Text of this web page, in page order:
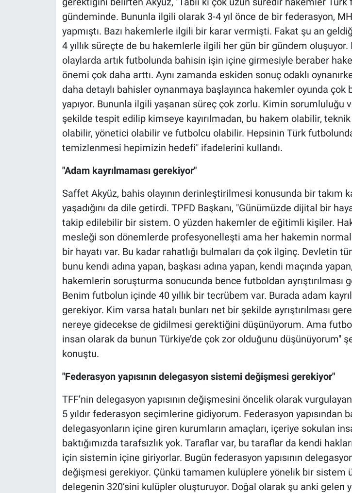
gündeminde. Bununla ilgili olarak 3-4 yıl önce de bir federasyon,
yapmıştı. Bazı hakemlerle ilgili bir karar vermişti. Fakat şu an
4 yıllık süreçte de bu hakemlerle ilgili her gün bir gündem oluşuyor.
olaylarda artık futbolunda bahisin işin içine girmesiyle beraber
önemi çok daha arttı. Aynı zamanda eskiden sonuç odaklı
daha detaylı bahisler oynanmaya başlayınca hakemler oyunda çok
yapıyor. Bununla ilgili yaşanan süreç çok zorlu. Kimin sorumluluğu
şekilde tespit edilip kimseye kayırılmadan, bu hakem olabilir,
olabilir, yönetici olabilir ve futbolcu olabilir. Hepsinin Türk
temizlenmesi hepimizin hedefi" ifadelerini kullandı.
"Adam kayrılmaması gerekiyor"
Saffet Akyüz, bahis olayının derinleştirilmesi konusunda bir takım
yaşadığını da dile getirdi. TPFD Başkanı, "Günümüzde dijital bir
takip edilebilir bir sistem. O yüzden hakemler de eğitimli kişiler.
mesleği son dönemlerde profesyonelleşti ama her hakemin
bir hayatı var. Bu kadar rahatlığı bulmaları da çok ilginç. Devletin
bunu kendi adına yapan, başkası adına yapan, kendi maçında
hakemlerin soruşturma sonucunda bence futboldan ayrıştırılması
Benim futbolun içinde 40 yıllık bir tecrübem var. Burada adam
gerekiyor. Kim varsa hatalı bunları net bir şekilde ayrıştırılması
nereye gidecekse de gidilmesi gerektiğini düşünüyorum. Ama
insan olarak da bunun Türkiye’de çok zor olduğunu düşünüyorum"
konuştu.
"Federasyon yapısının delegasyon sistemi değişmesi gerekiyor"
TFF’nin delegasyon yapısının değişmesini öncelik olarak
5 yıldır federasyon seçimlerine gidiyorum. Federasyon yapısından
delegasyonların içine giren kurumların amaçları, içeriye sokulan
baktığımızda tarafsızlık yok. Taraflar var, bu taraflar da kendi
için sistemin içine giriyorlar. Bugün federasyon yapısının
değişmesi gerekiyor. Çünkü tamamen kulüplere yönelik bir sistem
delegenin 320’sini kulüpler oluşturuyor. Doğal olarak şu anki gelen